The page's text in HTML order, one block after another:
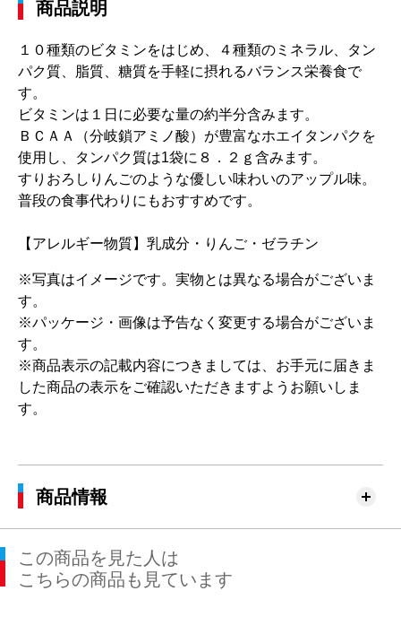
商品説明
１０種類のビタミンをはじめ、４種類のミネラル、タン
パク質、脂質、糖質を手軽に摂れるバランス栄養食で
す。
ビタミンは１日に必要な量の約半分含みます。
ＢＣＡＡ（分岐鎖アミノ酸）が豊富なホエイタンパクを
使用し、タンパク質は1袋に８．２ｇ含みます。
すりおろしりんごのような優しい味わいのアップル味。
普段の食事代わりにもおすすめです。
【アレルギー物質】乳成分・りんご・ゼラチン
※写真はイメージです。実物とは異なる場合がございま
す。
※パッケージ・画像は予告なく変更する場合がございま
す。
※商品表示の記載内容につきましては、お手元に届きま
した商品の表示をご確認いただきますようお願いしま
す。
商品情報
この商品を見た人は
こちらの商品も見ています